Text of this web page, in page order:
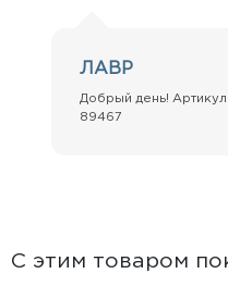
ЛАВР
Добрый день!
89467
С этим товаром